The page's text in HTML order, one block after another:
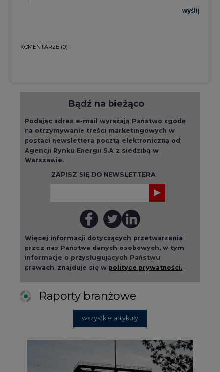
wyślij
KOMENTARZE (0)
Bądź na bieżąco
Podając adres e-mail wyrażają Państwo zgodę
na otrzymywanie treści marketingowych w
postaci newslettera pocztą elektroniczną od
Agencji Rynku Energii S.A z siedzibą w
Warszawie.
ZAPISZ SIĘ DO NEWSLETTERA
Więcej informacji dotyczących przetwarzania
przez nas Państwa danych osobowych, w tym
informacje o przysługujących Państwu
prawach, znajduje się w polityce prywatności.
Raporty branżowe
wszystkie artykuły